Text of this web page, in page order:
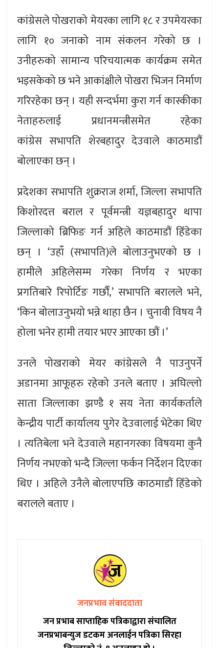
कांग्रेसले पोखराको मेयरका लागि १८ र उपमेयरका
लागि १० जनाको नाम संकलन गरेको छ ।
उनीहरुको सामान्य परिचयात्मक कार्यक्रम समेत
भइसकेको छ भने आकांक्षीले पोखरा भिजन निर्माण
गरिरहेका छन् । यही सन्दर्भमा कुरा गर्न कास्कीका
नेताहरुलाई प्रधानमन्त्रीसमेत रहेका
कांग्रेस सभापति शेरबहादुर देउवाले काठमाडौं
बोलाएका छन् ।
प्रदेशका सभापति शुक्रराज शर्मा, जिल्ला सभापति
किशोरदत्त बराल र पूर्वमन्त्री यज्ञबहादुर थापा
जिल्लाको ब्रिफिङ गर्न अहिले काठमाडौं हिँडेका
छन् । ‘उहाँ (सभापति)ले बोलाउनुभएको छ ।
हामीले अहिलेसम्म गरेका निर्णय र भएका
प्रगतिबारे रिपोर्टिङ गर्छौं,’ सभापति बरालले भने,
‘किन बोलाउनुभयो भन्ने थाहा छैन । चुनावी विषय नै
होला भनेर हामी तयार भएर आएका छौं ।’
उनले पोखराको मेयर कांग्रेसले नै पाउनुपर्ने
अडानमा आफूहरु रहेको उनले बताए । अघिल्लो
साता जिल्लाका झण्डै १ सय नेता कार्यकर्ताले
केन्द्रीय पार्टी कार्यालय पुगेर देउवालाई भेटेका थिए
। त्यतिबेला भने देउवाले महानगरका विषयमा कुनै
निर्णय नभएको भन्दै जिल्ला फर्कन निर्देशन दिएका
थिए । अहिले उनैले बोलाएपछि काठमाडौं हिँडेको
बरालले बताए ।
जनप्रभाव संवाददाता
जन प्रभाब साप्ताहिक पत्रिकाद्वारा संचालित
जनप्रभाबन्युज डटकम अनलाईन पत्रिका सिरहा